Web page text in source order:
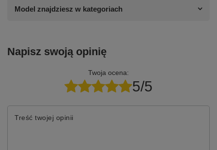
Model znajdziesz w kategoriach
Napisz swoją opinię
Twoja ocena:
5/5
Treść twojej opinii